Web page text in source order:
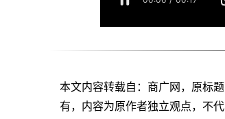
本文内容转载自：商广网，原标
有，内容为原作者独立观点，不